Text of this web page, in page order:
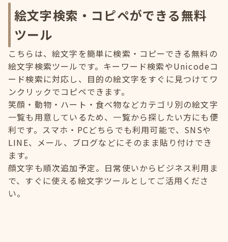
絵文字検索・コピペができる無料
ツール
こちらは、絵文字を簡単に検索・コピーできる無料の
絵文字検索ツールです。キーワード検索やUnicodeコ
ード検索に対応し、目的の絵文字をすぐに見つけてワ
ンクリックでコピペできます。
笑顔・動物・ハート・食べ物などカテゴリ別の絵文字
一覧も用意しているため、一覧から探したい方にも便
利です。スマホ・PCどちらでも利用可能で、SNSや
LINE、メール、ブログなどにそのまま貼り付けでき
ます。
顔文字も順次追加予定。日常使いからビジネス利用ま
で、すぐに使える絵文字ツールとしてご活用くださ
い。